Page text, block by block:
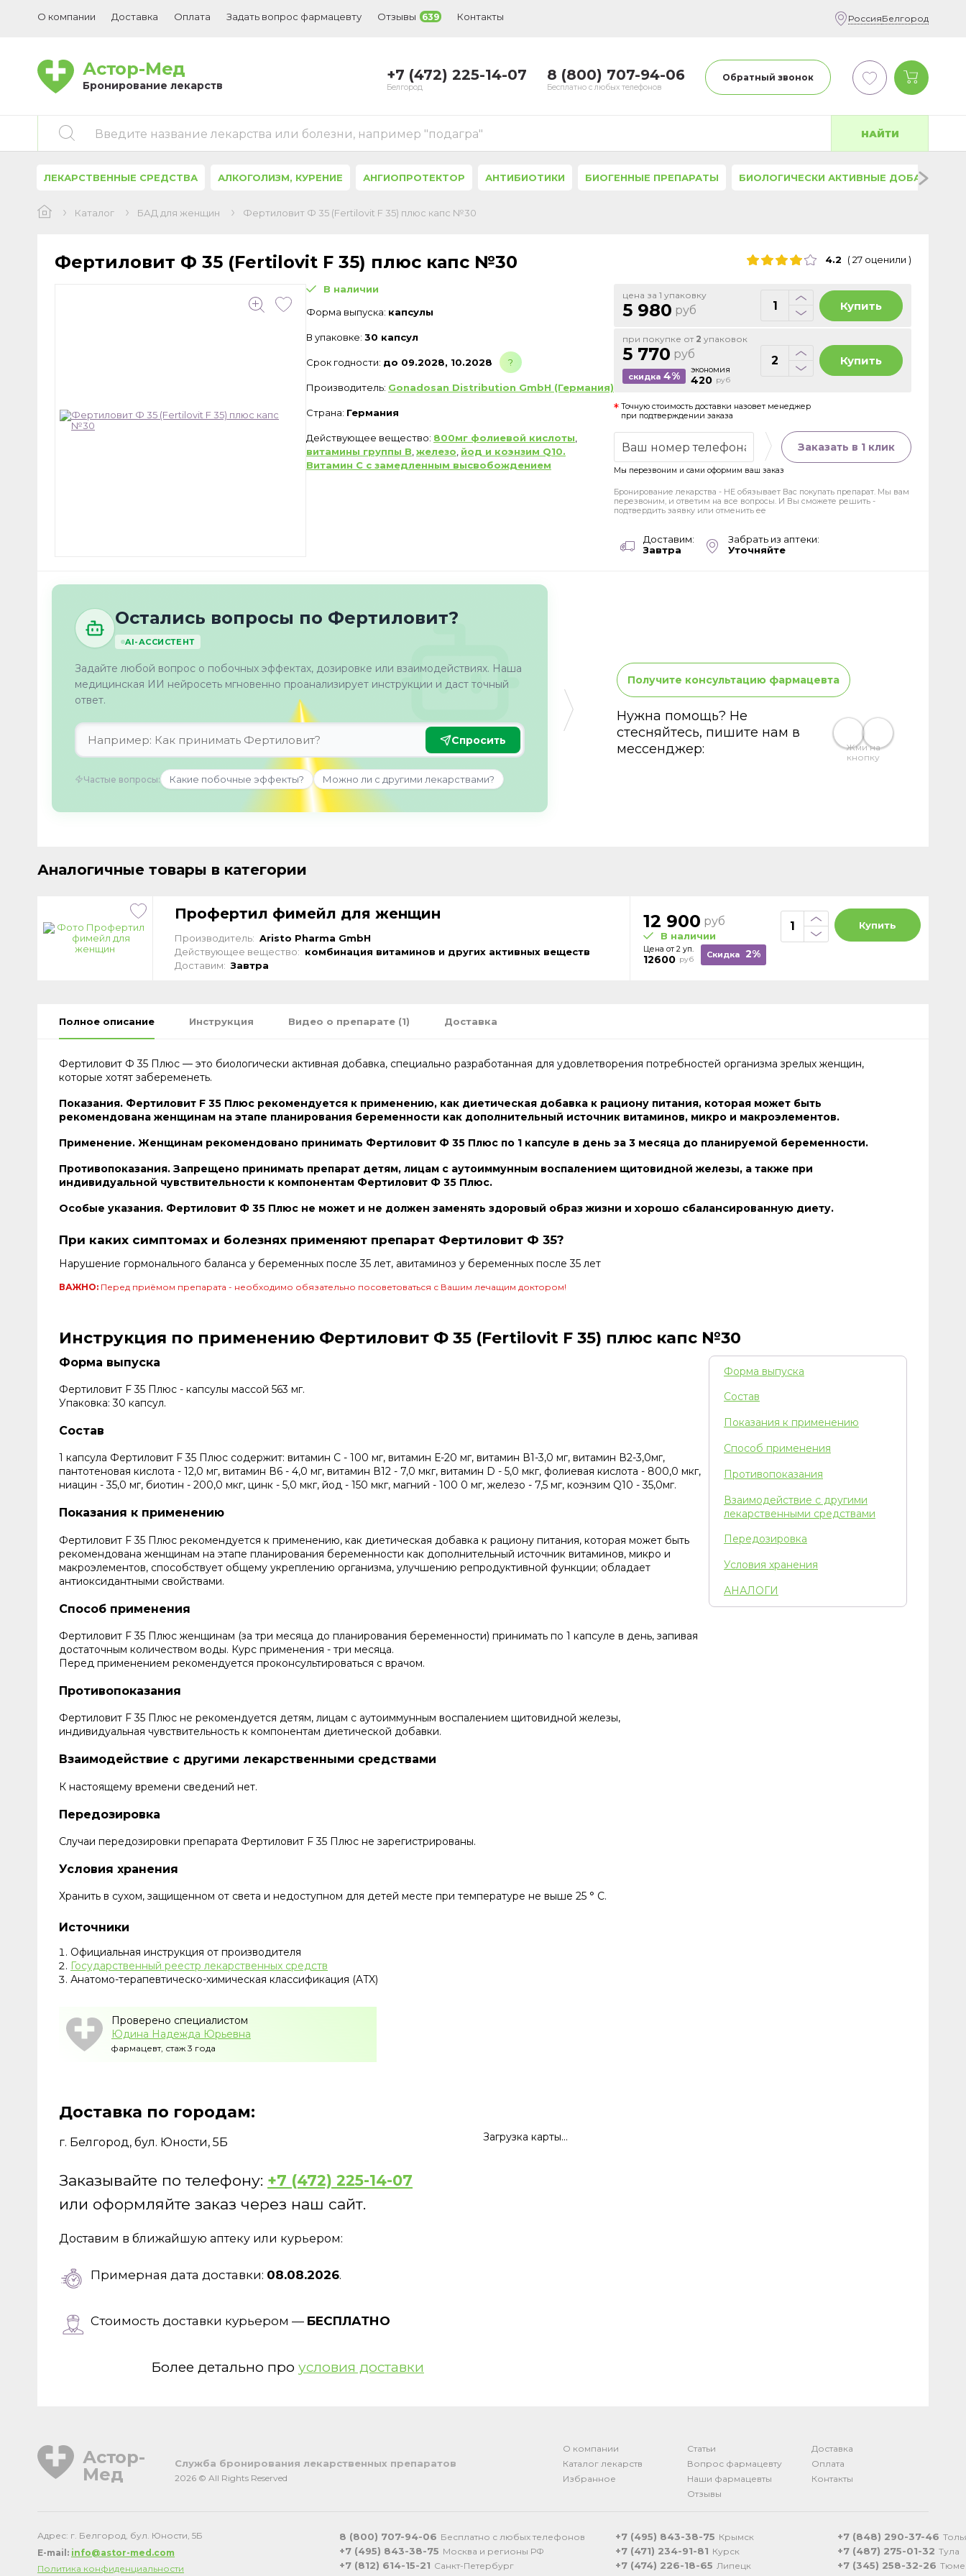
О компании Доставка Оплата Задать вопрос фармацевту Отзывы 639 Контакты РоссияБелгород
Астор-Мед
Бронирование лекарств
+7 (472) 225-14-07
Белгород
8 (800) 707-94-06
Бесплатно с любых телефонов
Обратный звонок
Введите название лекарства или болезни, например "подагра" НАЙТИ
ЛЕКАРСТВЕННЫЕ СРЕДСТВА АЛКОГОЛИЗМ, КУРЕНИЕ АНГИОПРОТЕКТОР АНТИБИОТИКИ БИОГЕННЫЕ ПРЕПАРАТЫ БИОЛОГИЧЕСКИ АКТИВНЫЕ ДОБАВКИ
Каталог БАД для женщин Фертиловит Ф 35 (Fertilovit F 35) плюс капс №30
Фертиловит Ф 35 (Fertilovit F 35) плюс капс №30 4.2 (27 оценили )
В наличии
Форма выпуска: капсулы
В упаковке: 30 капсул
Срок годности: до 09.2028, 10.2028 ?
Производитель: Gonadosan Distribution GmbH (Германия)
Страна: Германия
Действующее вещество: 800мг фолиевой кислоты
витамины группы В железо йод и коэнзим Q10.
Витамин С с замедленным высвобождением
цена за 1 упаковку
5 980 руб Купить
при покупке от 2 упаковок
5 770 руб
скидка 4% экономия
420 руб
Купить
Точную стоимость доставки назовет менеджер
при подтверждении заказа
Заказать в 1 клик
Мы перезвоним и сами оформим ваш заказ
Бронирование лекарства - НЕ обязывает Вас покупать препарат. Мы вам
перезвоним, и ответим на все вопросы. И Вы сможете решить -
подтвердить заявку или отменить ее
Доставим:
Завтра
Забрать из аптеки:
Уточняйте
Остались вопросы по Фертиловит?
AI-АССИСТЕНТ
Задайте любой вопрос о побочных эффектах, дозировке или взаимодействиях. Наша
медицинская ИИ нейросеть мгновенно проанализирует инструкции и даст точный
ответ.
Спросить
Частые вопросы: Какие побочные эффекты? Можно ли с другими лекарствами?
Получите консультацию фармацевта
Нужна помощь? Не
стесняйтесь, пишите нам в
мессенджер:
Жми на
кнопку
Аналогичные товары в категории
Профертил фимейл для женщин
Производитель: Aristo Pharma GmbH
Действующее вещество: комбинация витаминов и других активных веществ
Доставим: Завтра
12 900 руб
В наличии
Цена от 2 уп.
12600 руб Скидка 2%
Купить
Полное описание Инструкция Видео о препарате (1) Доставка
Фертиловит Ф 35 Плюс — это биологически активная добавка, специально разработанная для удовлетворения потребностей организма зрелых женщин,
которые хотят забеременеть.
Показания. Фертиловит F 35 Плюс рекомендуется к применению, как диетическая добавка к рациону питания, которая может быть
рекомендована женщинам на этапе планирования беременности как дополнительный источник витаминов, микро и макроэлементов.
Применение. Женщинам рекомендовано принимать Фертиловит Ф 35 Плюс по 1 капсуле в день за 3 месяца до планируемой беременности.
Противопоказания. Запрещено принимать препарат детям, лицам с аутоиммунным воспалением щитовидной железы, а также при
индивидуальной чувствительности к компонентам Фертиловит Ф 35 Плюс.
Особые указания. Фертиловит Ф 35 Плюс не может и не должен заменять здоровый образ жизни и хорошо сбалансированную диету.
При каких симптомах и болезнях применяют препарат Фертиловит Ф 35?
Нарушение гормонального баланса у беременных после 35 лет, авитаминоз у беременных после 35 лет
ВАЖНО: Перед приёмом препарата - необходимо обязательно посоветоваться с Вашим лечащим доктором!
Инструкция по применению Фертиловит Ф 35 (Fertilovit F 35) плюс капс №30
Форма выпуска
Фертиловит F 35 Плюс - капсулы массой 563 мг.
Упаковка: 30 капсул.
Состав
1 капсула Фертиловит F 35 Плюс содержит: витамин С - 100 мг, витамин Е-20 мг, витамин В1-3,0 мг, витамин В2-3,0мг,
пантотеновая кислота - 12,0 мг, витамин В6 - 4,0 мг, витамин В12 - 7,0 мкг, витамин D - 5,0 мкг, фолиевая кислота - 800,0 мкг,
ниацин - 35,0 мг, биотин - 200,0 мкг, цинк - 5,0 мкг, йод - 150 мкг, магний - 100 0 мг, железо - 7,5 мг, коэнзим Q10 - 35,0мг.
Показания к применению
Фертиловит F 35 Плюс рекомендуется к применению, как диетическая добавка к рациону питания, которая может быть
рекомендована женщинам на этапе планирования беременности как дополнительный источник витаминов, микро и
макроэлементов, способствует общему укреплению организма, улучшению репродуктивной функции; обладает
антиоксидантными свойствами.
Способ применения
Фертиловит F 35 Плюс женщинам (за три месяца до планирования беременности) принимать по 1 капсуле в день, запивая
достаточным количеством воды. Курс применения - три месяца.
Перед применением рекомендуется проконсультироваться с врачом.
Противопоказания
Фертиловит F 35 Плюс не рекомендуется детям, лицам с аутоиммунным воспалением щитовидной железы,
индивидуальная чувствительность к компонентам диетической добавки.
Взаимодействие с другими лекарственными средствами
К настоящему времени сведений нет.
Передозировка
Случаи передозировки препарата Фертиловит F 35 Плюс не зарегистрированы.
Условия хранения
Хранить в сухом, защищенном от света и недоступном для детей месте при температуре не выше 25 ° С.
Форма выпуска
Состав
Показания к применению
Способ применения
Противопоказания
Взаимодействие с другими
лекарственными средствами
Передозировка
Условия хранения
АНАЛОГИ
Источники
Официальная инструкция от производителя
Государственный реестр лекарственных средств
Анатомо-терапевтическо-химическая классификация (ATX)
Проверено специалистом
Юдина Надежда Юрьевна
фармацевт, стаж 3 года
Доставка по городам:
г. Белгород, бул. Юности, 5Б
Заказывайте по телефону: +7 (472) 225-14-07
или оформляйте заказ через наш сайт.
Доставим в ближайшую аптеку или курьером:
Примерная дата доставки: 08.08.2026.
Стоимость доставки курьером — БЕСПЛАТНО
Более детально про условия доставки
Загрузка карты...
Астор-
Мед
Cлужба бронирования лекарственных препаратов
2026 © All Rights Reserved
О компании
Каталог лекарств
Избранное
Статьи
Вопрос фармацевту
Наши фармацевты
Отзывы
Доставка
Оплата
Контакты
Адрес: г. Белгород, бул. Юности, 5Б
E-mail: info@astor-med.com
Политика конфиденциальности
8 (800) 707-94-06 Бесплатно с любых телефонов
+7 (495) 843-38-75 Москва и регионы РФ
+7 (812) 614-15-21 Санкт-Петербург
+7 (495) 843-38-75 Крымск
+7 (471) 234-91-81 Курск
+7 (474) 226-18-65 Липецк
+7 (848) 290-37-46
+7 (487) 275-01-32 Тула
+7 (345) 258-32-26